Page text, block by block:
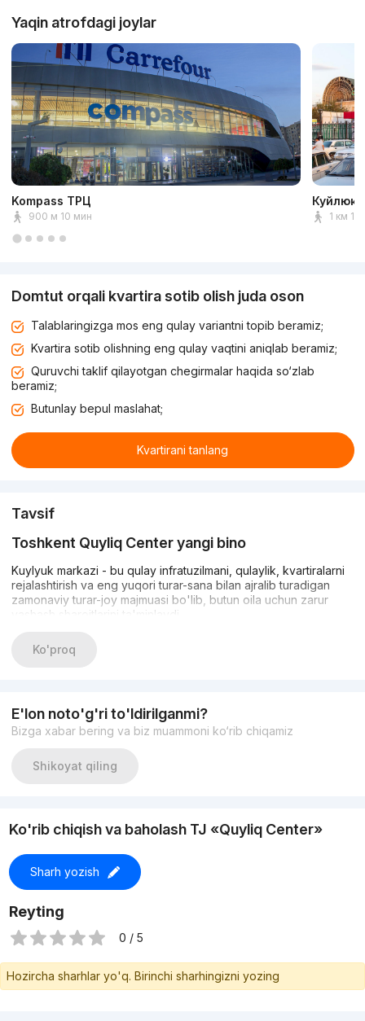
Yaqin atrofdagi joylar
Kompass ТРЦ
900 м 10 мин 1 км 11
Domtut orqali kvartira sotib olish juda oson
Talablaringizga mos eng qulay variantni topib beramiz;
Kvartira sotib olishning eng qulay vaqtini aniqlab beramiz;
Quruvchi taklif qilayotgan chegirmalar haqida so‘zlab
beramiz;
Butunlay bepul maslahat;
Kvartirani tanlang
Tavsif
Toshkent Quyliq Center yangi bino
Kuylyuk markazi - bu qulay infratuzilmani, qulaylik, kvartiralarni
rejalashtirish va eng yuqori turar-sana bilan ajralib turadigan
zamonaviy turar-joy majmuasi bo'lib, butun oila uchun zarur
yashash sharoitlarini ta'minlaydi.
2022 yil 4 choragi uyni taslim qilish.
10-15 daqiqa davomida savdo markazi mavjud
100 ta mashina uchun bepul to'xtash joyi;
Kvartirani sotib olayotganda, pastki qismida polni yig'ish, qora
marraga, kirish eshiklari, plastik derazalar, elektron
hisoblagichlar, elektron hisoblagichlar va ikki marotaba qozonni
o'z ichiga oladi
O'yin elementlarining katta boylik elementlari bilan o'yin
Ko'proq
E'lon noto'g'ri to'ldirilganmi?
Bizga xabar bering va biz muammoni ko‘rib chiqamiz
Shikoyat qiling
Ko'rib chiqish va baholash TJ «Quyliq Center»
Sharh yozish
Reyting
0 / 5
Hozircha sharhlar yo'q. Birinchi sharhingizni yozing